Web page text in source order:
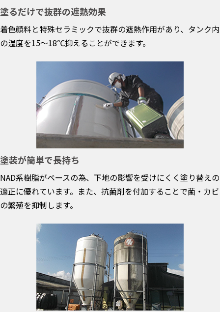
塗るだけで抜群の遮熱効果
着色顔料と特殊セラミックで抜群の遮熱作用があり、タンク内
の温度を15～18℃抑えることができます。
塗装が簡単で長持ち
NAD系樹脂がベースの為、下地の影響を受けにくく塗り替えの
適正に優れています。また、抗菌剤を付加することで菌・カビ
の繁殖を抑制します。